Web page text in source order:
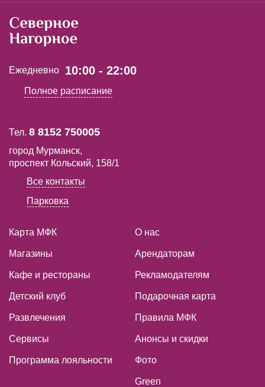
Ежедневно 10:00 - 22:00
Полное расписание
Тел. 8 8152 750005
город Мурманск,
проспект Кольский, 158/1
Все контакты
Парковка
Карта МФК
Магазины
Кафе и рестораны
Детский клуб
Развлечения
Сервисы
Программа лояльности
О нас
Арендаторам
Рекламодателям
Подарочная карта
Правила МФК
Анонсы и скидки
Фото
Green